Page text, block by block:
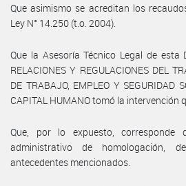
Que asimismo se acreditan los
Ley N° 14.250 (t.o. 2004).
Que la Asesoría Técnico Legal de esta
RELACIONES Y REGULACIONES DEL
DE TRABAJO, EMPLEO Y SEGURIDAD
CAPITAL HUMANO tomó la intervención
Que, por lo expuesto, corresponde
administrativo de homologación,
antecedentes mencionados.